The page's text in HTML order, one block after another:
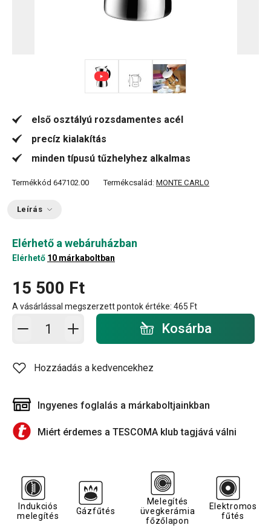
első osztályú rozsdamentes acél
precíz kialakítás
minden típusú tűzhelyhez alkalmas
Termékkód 647102.00 Termékcsalád: MONTE CARLO
Leírás
Elérhető a webáruházban
Elérhető 10 márkaboltban
15 500 Ft
A vásárlással megszerzett pontok értéke: 465 Ft
Kosárba - mennyiség Kosárba
Hozzáadás a kedvencekhez
Ingyenes foglalás a márkaboltjainkban
Miért érdemes a TESCOMA klub tagjává válni
Indukciós
melegítés
Gázfűtés
Melegítés
üvegkerámia
főzőlapon
Elektromos
fűtés